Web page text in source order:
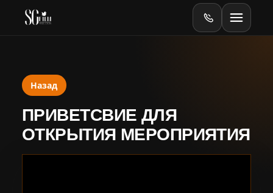
Главная
Оборудование
Online
Назад
ПРИВЕТСВИЕ ДЛЯ
ОТКРЫТИЯ МЕРОПРИЯТИЯ